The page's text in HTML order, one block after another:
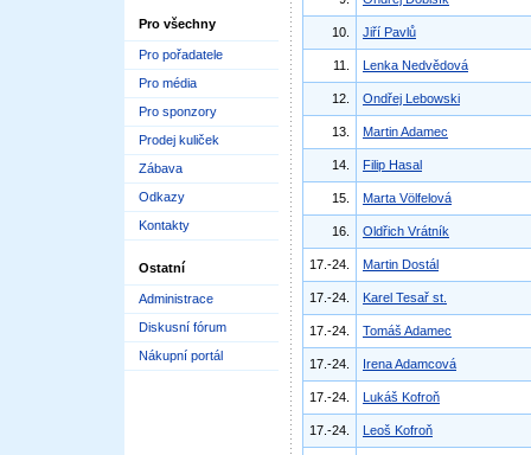
Pro všechny
Pro pořadatele
Pro média
Pro sponzory
Prodej kuliček
Zábava
Odkazy
Kontakty
Ostatní
Administrace
Diskusní fórum
Nákupní portál
10. Jiří Pavlů
11. Lenka Nedvědová
12. Ondřej Lebowski
13. Martin Adamec
14. Filip Hasal
15. Marta Völfelová
16. Oldřich Vrátník
17.-24. Martin Dostál
17.-24. Karel Tesař st.
17.-24. Tomáš Adamec
17.-24. Irena Adamcová
17.-24. Lukáš Kofroň
17.-24. Leoš Kofroň